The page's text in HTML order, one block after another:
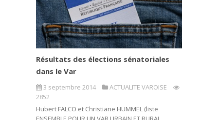
Résultats des élections sénatoriales
dans le Var
3 septembre 2014
ACTUALITE VAROISE
2852
Hubert FALCO et Christiane HUMMEL (liste